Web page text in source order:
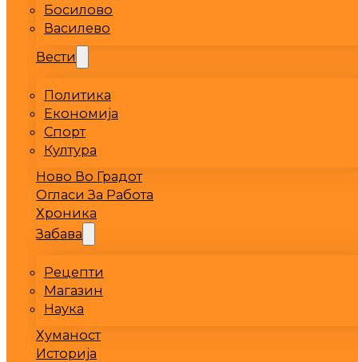
Босилово
Василево
Вести
Политика
Економија
Спорт
Култура
Ново Во Градот
Огласи За Работа
Хроника
Забава
Рецепти
Магазин
Наука
Хуманост
Историја